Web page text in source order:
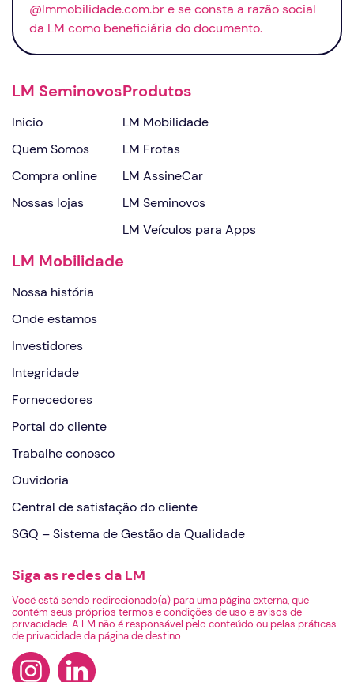
@lmmobilidade.com.br e se consta a razão social
da LM como beneficiária do documento.
LM Seminovos
Inicio
Quem Somos
Compra online
Nossas lojas
Produtos
LM Mobilidade
LM Frotas
LM AssineCar
LM Veículos para Apps
LM Seminovos
LM Mobilidade
Nossa história
Onde estamos
Investidores
Integridade
Fornecedores
Portal do cliente
Trabalhe conosco
Ouvidoria
Central de satisfação do cliente
SGQ – Sistema de Gestão da Qualidade
Siga as redes da LM
Você está sendo redirecionado(a) para uma página externa, que
contém seus próprios termos e condições de uso e avisos de
privacidade. A LM não é responsável pelo conteúdo ou pelas práticas
de privacidade da página de destino.